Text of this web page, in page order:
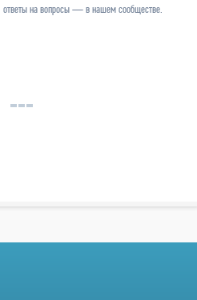
ответы на вопросы — в нашем сообществе.